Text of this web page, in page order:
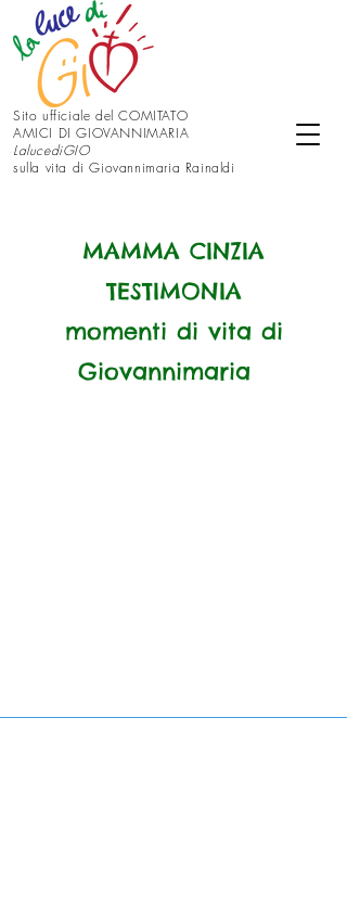
Sito ufficiale del COMITATO
AMICI DI GIOVANNIMARIA
LalucediGIO
sulla vita di Giovannimaria Rainaldi
MAMMA CINZIA
TESTIMONIA
momenti di vita di
Giovannimaria